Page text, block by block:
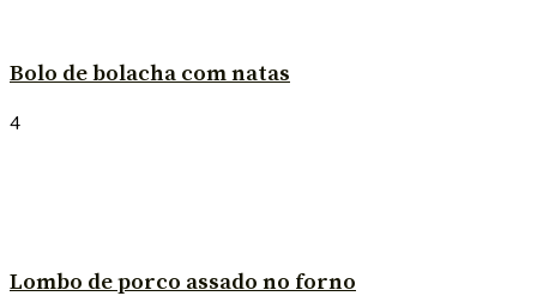
Bolo de bolacha com natas
4
Lombo de porco assado no forno